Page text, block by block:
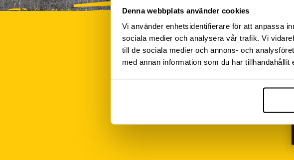
Denna webbplats använder cookies
Vi använder enhetsidentifierare för att anpassa
sociala medier och analysera vår trafik. Vi
till de sociala medier och annons- och
med annan information som du har
FÖLJ